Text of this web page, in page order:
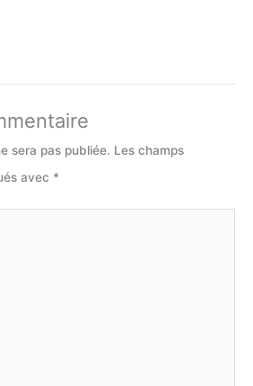
sera pas publiée. Les champs
avec *